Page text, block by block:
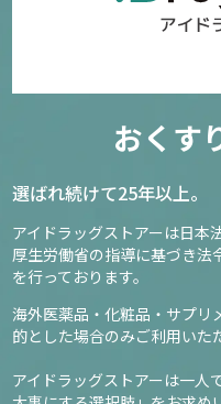
おくす
選ばれ続けて25年以上。
アイドラッグストアーは日本
厚生労働省の指導に基づき法
を行っております。
海外医薬品・化粧品・サプリ
的とした場合のみご利用いた
アイドラッグストアーは一人